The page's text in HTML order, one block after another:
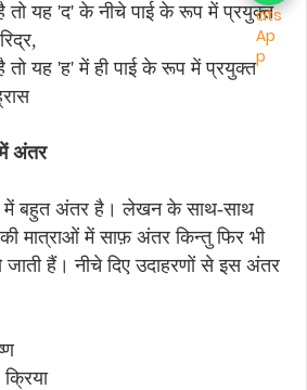
तो यह 'द' के नीचे पाई के रूप में प्रयुक्त
यह 'ह' में ही पाई के रूप में प्रयुक्त
अंतर
में बहुत अंतर है। लेखन के साथ-साथ
की मात्राओं में साफ़ अंतर किन्तु फिर भी
हैं। नीचे दिए उदाहरणों से इस अंतर